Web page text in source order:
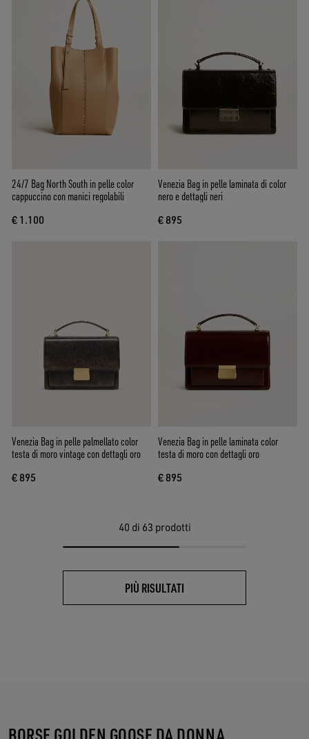
24/7 Bag North South in pelle color
cappuccino con manici regolabili
€ 1.100
Venezia Bag in pelle laminata di color
nero e dettagli neri
€ 895
Venezia Bag in pelle palmellato color
testa di moro vintage con dettagli oro
€ 895
Venezia Bag in pelle laminata color
testa di moro con dettagli oro
€ 895
40 di 63 prodotti
PIÙ RISULTATI